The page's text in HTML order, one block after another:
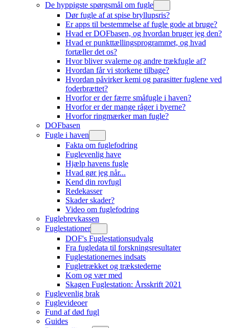
De hyppigste spørgsmål om fugle
Dør fugle af at spise bryllupsris?
Er apps til bestemmelse af fugle gode at bruge?
Hvad er DOFbasen, og hvordan bruger jeg den?
Hvad er punkttællingsprogrammet, og hvad
fortæller det os?
Hvor bliver svalerne og andre trækfugle af?
Hvordan får vi storkene tilbage?
Hvordan påvirker kemi og parasitter fuglene ved
foderbrættet?
Hvorfor er der færre småfugle i haven?
Hvorfor er der mange råger i byerne?
Hvorfor ringmærker man fugle?
DOFbasen
Fugle i haven
Fakta om fuglefodring
Fuglevenlig have
Hjælp havens fugle
Hvad gør jeg når...
Kend din rovfugl
Redekasser
Skader skader?
Video om fuglefodring
Fuglebrevkassen
Fuglestationer
DOF's Fuglestationsudvalg
Fra fugledata til forskningsresultater
Fuglestationernes indsats
Fugletrækket og trækstederne
Kom og vær med
Skagen Fuglestation: Årsskrift 2021
Fuglevenlig brak
Fuglevideoer
Fund af død fugl
Guides